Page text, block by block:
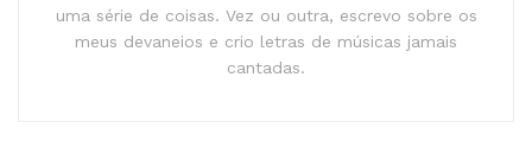
uma série de coisas. Vez ou outra, escrevo sobre os
meus devaneios e crio letras de músicas jamais
cantadas.